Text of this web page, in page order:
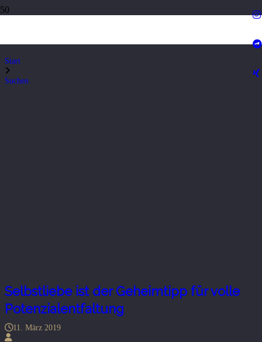
Start
Suchen
Selbstliebe ist der Geheimtipp für volle
Potenzialentfaltung
11. März 2019